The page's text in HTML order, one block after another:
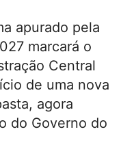
apurado pela
marcará o
Central
de uma nova
agora
do Governo do